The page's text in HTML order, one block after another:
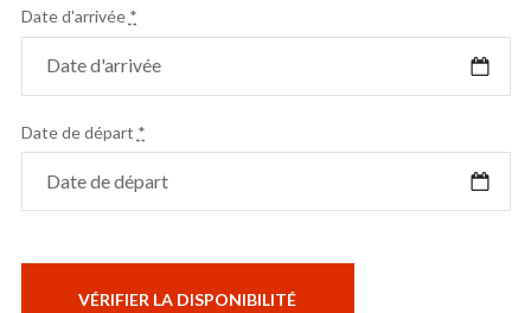
Date d'arrivée *
Date de départ *